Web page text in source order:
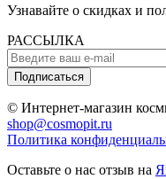
Узнавайте о скидках и
РАССЫЛКА
Подписаться
© Интернет-магазин
shop@cosmopit.ru
Политика
Оставьте о нас отзыв на